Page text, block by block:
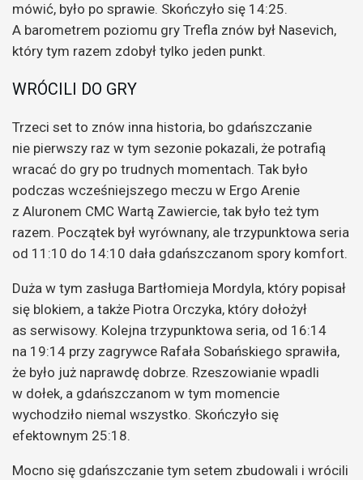
mówić, było po sprawie. Skończyło się 14:25.
A barometrem poziomu gry Trefla znów był Nasevich,
który tym razem zdobył tylko jeden punkt.
WRÓCILI DO GRY
Trzeci set to znów inna historia, bo gdańszczanie
nie pierwszy raz w tym sezonie pokazali, że potrafią
wracać do gry po trudnych momentach. Tak było
podczas wcześniejszego meczu w Ergo Arenie
z Aluronem CMC Wartą Zawiercie, tak było też tym
razem. Początek był wyrównany, ale trzypunktowa seria
od 11:10 do 14:10 dała gdańszczanom spory komfort.
Duża w tym zasługa Bartłomieja Mordyla, który popisał
się blokiem, a także Piotra Orczyka, który dołożył
as serwisowy. Kolejna trzypunktowa seria, od 16:14
na 19:14 przy zagrywce Rafała Sobańskiego sprawiła,
że było już naprawdę dobrze. Rzeszowianie wpadli
w dołek, a gdańszczanom w tym momencie
wychodziło niemal wszystko. Skończyło się
efektownym 25:18.
Mocno się gdańszczanie tym setem zbudowali i wrócili